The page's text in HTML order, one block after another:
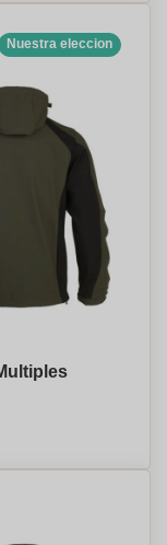
Nuestra eleccion